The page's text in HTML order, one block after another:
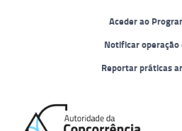
Aceder ao
Notificar operação
Reportar práticas